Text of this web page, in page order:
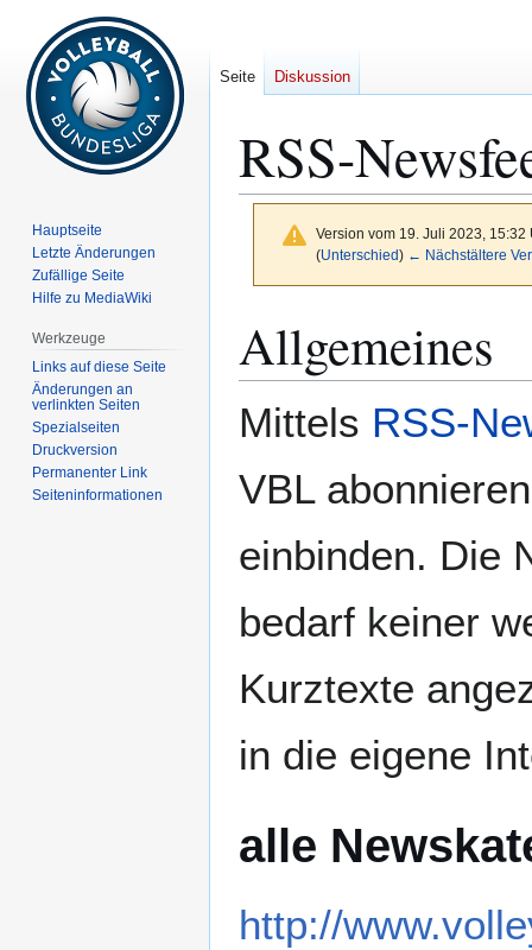
RSS-
Version vom 19. Juli 2023,
(Unterschied) ← Nächstältere
Navigation
springen
Suche
springen
Allgemeines
Mittels RSS-
VBL
einbinden. Die
bedarf keiner
Kurztexte
in die eigene
alle
http://
Seite Diskussion
Hauptseite
Letzte Änderungen
Zufällige Seite
Hilfe zu MediaWiki
Werkzeuge
Links auf diese Seite
Änderungen an
verlinkten Seiten
Spezialseiten
Druckversion
Permanenter Link
Seiten­­informationen